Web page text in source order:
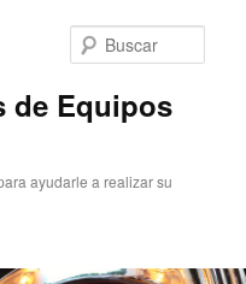
de Equipos
ayudarle a realizar su